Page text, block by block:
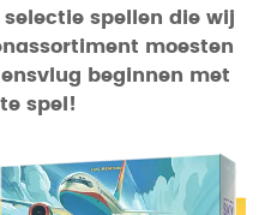
spellen die wij
moesten
beginnen met
spel!